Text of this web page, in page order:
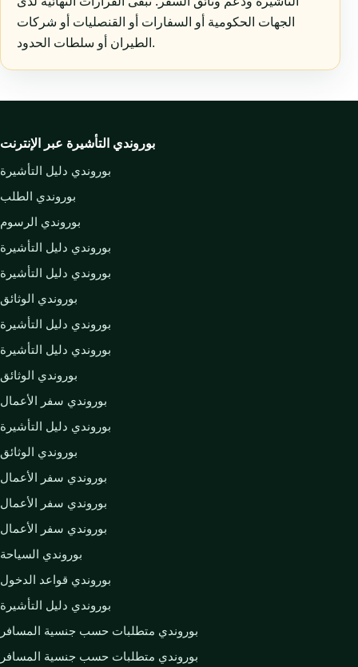
الجهات الحكومية أو السفارات أو القنصليات أو شركات
الطيران أو سلطات الحدود.
بوروندي التأشيرة عبر الإنترنت
بوروندي دليل التأشيرة
بوروندي الطلب
بوروندي الرسوم
بوروندي دليل التأشيرة
بوروندي دليل التأشيرة
بوروندي الوثائق
بوروندي دليل التأشيرة
بوروندي دليل التأشيرة
بوروندي الوثائق
بوروندي سفر الأعمال
بوروندي دليل التأشيرة
بوروندي الوثائق
بوروندي سفر الأعمال
بوروندي سفر الأعمال
بوروندي سفر الأعمال
بوروندي السياحة
بوروندي قواعد الدخول
بوروندي دليل التأشيرة
بوروندي متطلبات حسب جنسية المسافر
بوروندي متطلبات حسب جنسية المسافر